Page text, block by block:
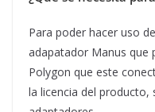
Para poder hacer uso
adapatador Manus que
Polygon que este
la licencia del producto,